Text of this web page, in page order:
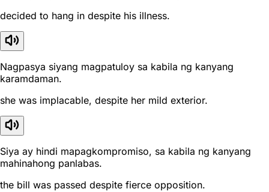
decided to hang in despite his illness.
Nagpasya siyang magpatuloy sa kabila ng kanyang
karamdaman.
she was implacable, despite her mild exterior.
Siya ay hindi mapagkompromiso, sa kabila ng kanyang
mahinahong panlabas.
the bill was passed despite fierce opposition.